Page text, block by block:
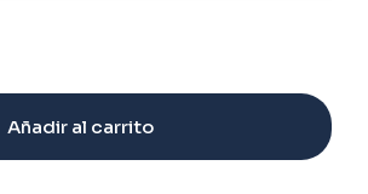
Añadir al carrito